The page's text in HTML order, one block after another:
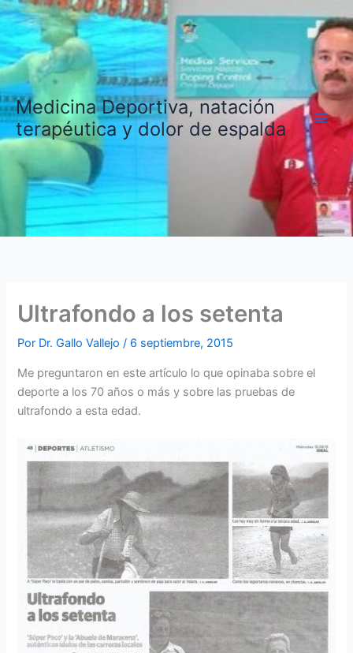
Ir
contenido
Medicina Deportiva, natación
terapéutica y dolor de espalda
Ultrafondo a los setenta
Por Dr. Gallo Vallejo/ 6 septiembre, 2015
Me preguntaron en este artículo lo que opinaba sobre el
deporte a los 70 años o más y sobre las pruebas de
ultrafondo a esta edad.